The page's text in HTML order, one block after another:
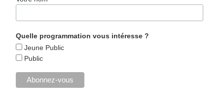
Quelle programmation vous intéresse ?
Jeune Public
Public